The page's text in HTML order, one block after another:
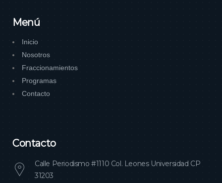
Menú
Inicio
Nosotros
Fraccionamientos
Programas
Contacto
Contacto
Calle Periodismo #1110 Col. Leones Universidad CP
31203